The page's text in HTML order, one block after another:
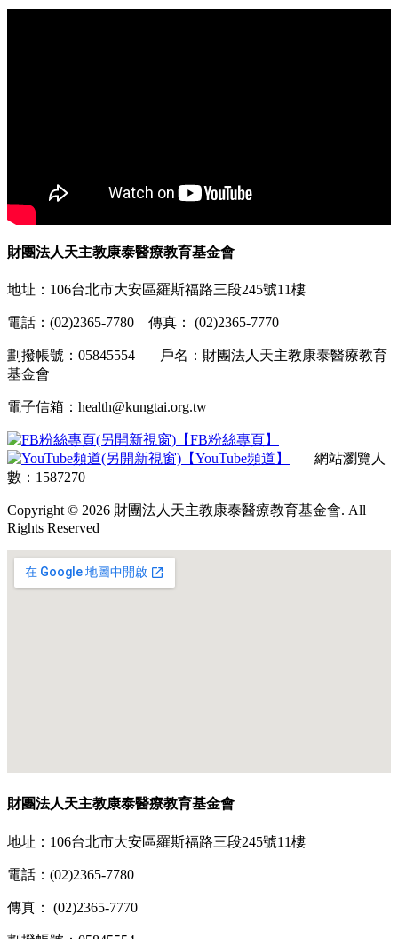
財團法人天主教康泰醫療教育基金會
地址：106台北市大安區羅斯福路三段245號11樓
電話：(02)2365-7780 傳真： (02)2365-7770
劃撥帳號：05845554 戶名：財團法人天主教康泰醫療教育
基金會
電子信箱：health@kungtai.org.tw
【FB粉絲專頁】
【YouTube頻道】
網站瀏覽人
數：1587270
Copyright © 2026 財團法人天主教康泰醫療教育基金會. All
Rights Reserved
財團法人天主教康泰醫療教育基金會
地址：106台北市大安區羅斯福路三段245號11樓
電話：(02)2365-7780
傳真： (02)2365-7770